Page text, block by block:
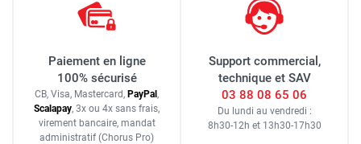
Paiement en ligne
100% sécurisé
CB, Visa, Mastercard, PayPal ,
Scalapay, 3x ou 4x sans frais,
virement bancaire, mandat
administratif (Chorus Pro)
Support commercial,
technique et SAV
03 88 08 65 06
Du lundi au vendredi :
8h30-12h et 13h30-17h30